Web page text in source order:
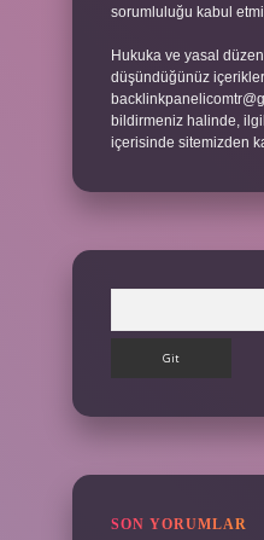
sorumluluğu kabul
Hukuka ve yasal
düşündüğünüz
bildirmeniz halinde,
içerisinde sitemizden
SON YORUMLAR